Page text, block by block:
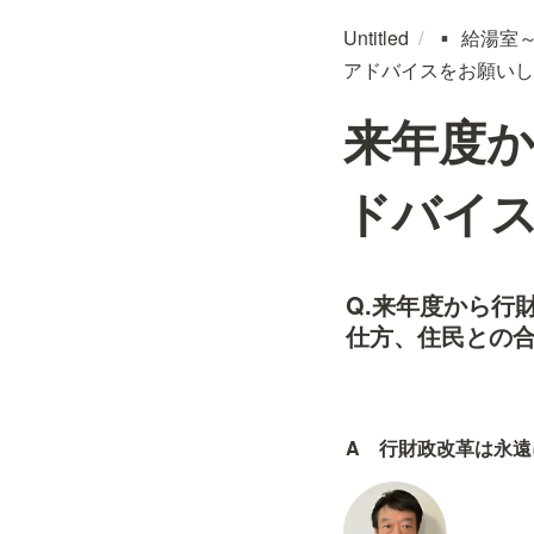
Untitled / ▪️ 給湯室
アドバイスをお願い
来年度
ドバイ
Q.来年度から行
仕方、住民との
A　行財政改革は永